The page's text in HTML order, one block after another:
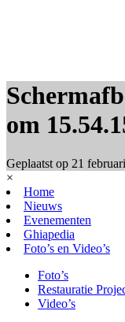
om
Geplaatst op 21
×
Home
Nieuws
Evenementen
Ghiapedia
Foto’s en Video’s
Foto’s
Restauratie
Video’s